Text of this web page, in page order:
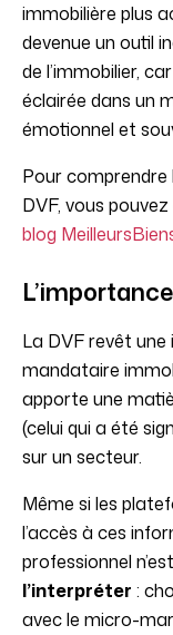
immobilière plus
devenue un outil
de l’immobilier,
éclairée dans un
émotionnel et
Pour comprendre
DVF, vous
blog
La DVF revêt
mandataire
apporte une
(celui qui a été
sur un secteur.
Même si les
l’accès à ces
professionnel
l’interpréter :
avec le micro-